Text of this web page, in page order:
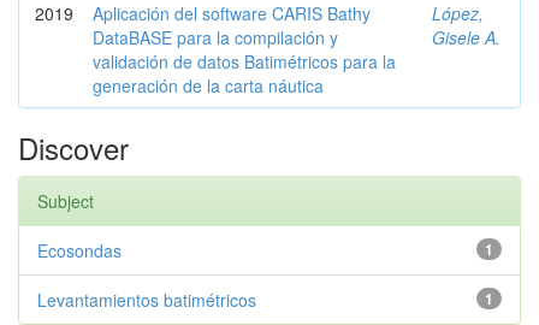
2019
Aplicación del software CARIS Bathy
DataBASE para la compilación y
validación de datos Batimétricos para la
generación de la carta náutica
López,
Gisele A.
Discover
Subject
1
Ecosondas
1
Levantamientos batimétricos